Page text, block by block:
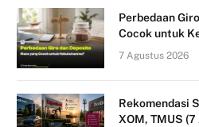
Perbedaan
Cocok untuk
7 Agustus 2026
Rekomendasi
XOM, TMUS